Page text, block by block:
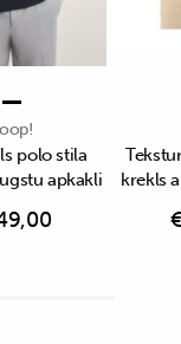
polo stila
apkakli
krekls